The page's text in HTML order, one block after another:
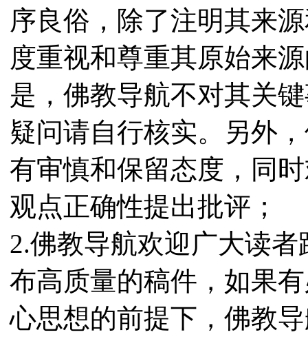
序良俗，除了注明其来
度重视和尊重其原始来
是，佛教导航不对其关
疑问请自行核实。另外
有审慎和保留态度，同
观点正确性提出批评；
2.佛教导航欢迎广大读
布高质量的稿件，如果
心思想的前提下，佛教